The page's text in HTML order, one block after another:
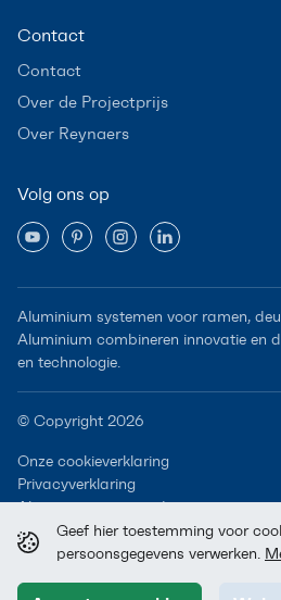
Geef hier toestemming voor
persoonsgegevens verwerken.
Contact
Contact
Over de Projectprijs
Over Reynaers
Volg ons op
Aluminium systemen voor ramen,
Aluminium combineren innovatie en
en technologie.
© Copyright 2026
Onze cookieverklaring
Privacyverklaring
Algemene voorwaarden